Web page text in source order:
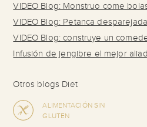
VIDEO Blog: Monstruo come
VIDEO Blog: Petanca
VIDEO Blog: construye un
Infusión de jengibre el mejor
Otros blogs Diet
ALIMENTACIÓN SIN
GLUTEN